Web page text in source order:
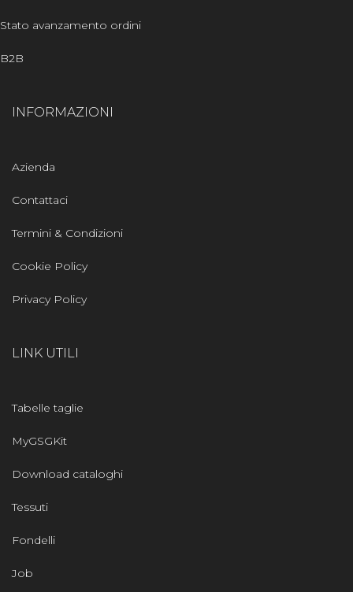
Stato avanzamento ordini
B2B
INFORMAZIONI
Azienda
Contattaci
Termini & Condizioni
Cookie Policy
Privacy Policy
LINK UTILI
Tabelle taglie
MyGSGKit
Download cataloghi
Tessuti
Fondelli
Job